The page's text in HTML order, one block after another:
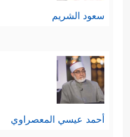
سعود الشريم
أحمد عيسي المعصراوي